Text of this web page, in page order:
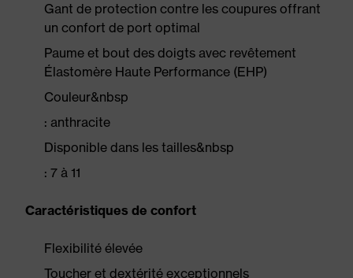
Gant de protection contre les coupures offrant
un confort de port optimal
Paume et bout des doigts avec revêtement
Élastomère Haute Performance (EHP)
Couleur&nbsp
: anthracite
Disponible dans les tailles&nbsp
: 7 à 11
Caractéristiques de confort
Flexibilité élevée
Toucher et dextérité exceptionnels